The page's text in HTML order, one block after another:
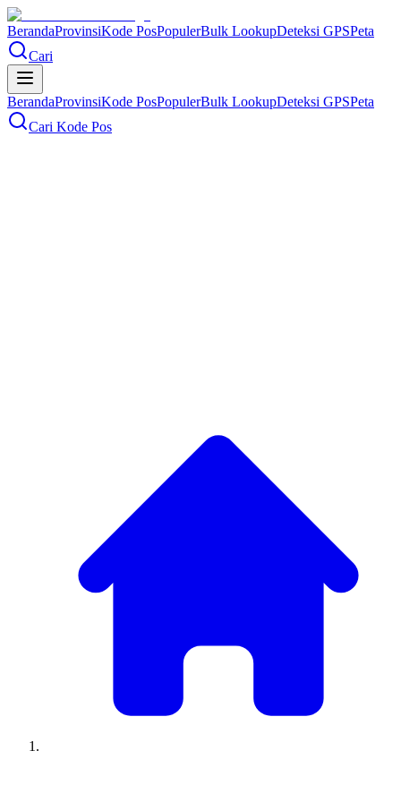
BerandaProvinsiKode PosPopulerBulk LookupDeteksi GPSPeta
Cari
BerandaProvinsiKode PosPopulerBulk LookupDeteksi GPSPeta
Cari Kode Pos